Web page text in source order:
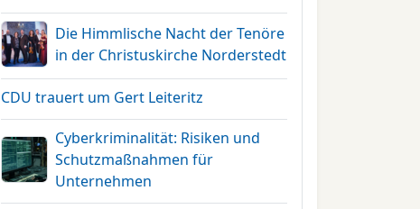
Die Himmlische Nacht der Tenöre
in der Christuskirche Norderstedt
CDU trauert um Gert Leiteritz
Cyberkriminalität: Risiken und
Schutzmaßnahmen für
Unternehmen